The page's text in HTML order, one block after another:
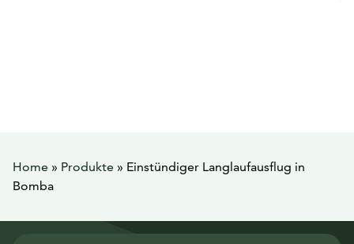
Home » Produkte » Einstündiger Langlaufausflug in
Bomba